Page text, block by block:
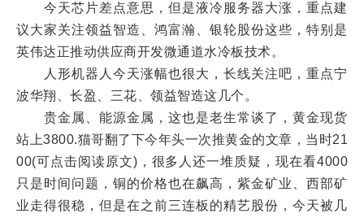
今天芯片差点意思，但是液冷服务器大涨，重点建
议大家关注领益智造、鸿富瀚、银轮股份这些，特别是
英伟达正推动供应商开发微通道水冷板技术。
人形机器人今天涨幅也很大，长线关注吧，重点宁
波华翔、长盈、三花、领益智造这几个。
贵金属、能源金属，这也是老生常谈了，黄金现货
站上3800.猫哥翻了下今年头一次推黄金的文章，当时21
00(可点击阅读原文)，很多人还一堆质疑，现在看4000
只是时间问题，铜的价格也在飙高，紫金矿业、西部矿
业走得很稳，但是在之前三连板的精艺股份，今天被几